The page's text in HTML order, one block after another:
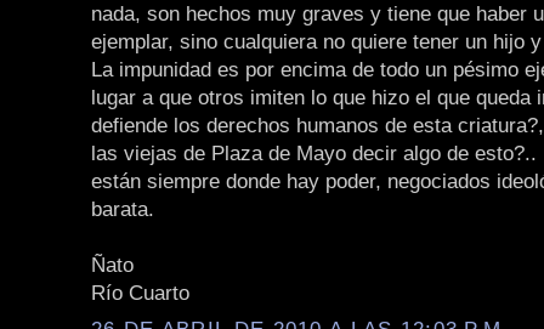
nada, son hechos muy graves y tiene que haber
ejemplar, sino cualquiera no quiere tener un hijo
La impunidad es por encima de todo un pésimo
lugar a que otros imiten lo que hizo el que queda
defiende los derechos humanos de esta
las viejas de Plaza de Mayo decir algo de
están siempre donde hay poder, negociados
barata.
Ñato
Río Cuarto